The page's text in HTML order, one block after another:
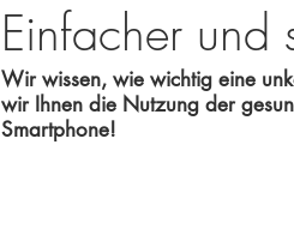
Einfacher und
Wir wissen, wie wichtig eine
wir Ihnen die Nutzung der
Smartphone!